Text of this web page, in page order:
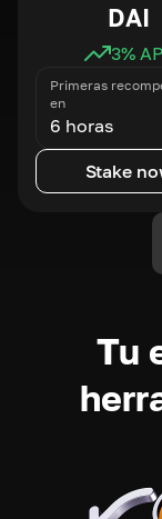
DAI
3%
Primeras
en
6 horas
Stake
Tu